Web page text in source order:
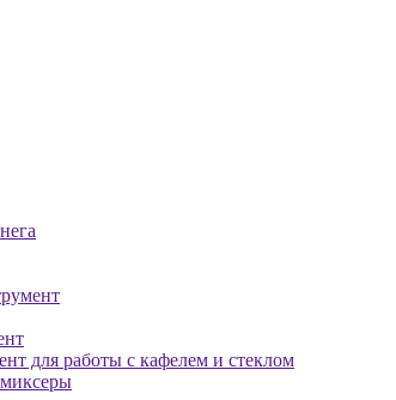
для работы с кафелем и стеклом